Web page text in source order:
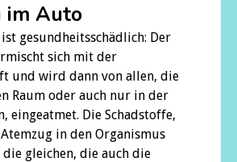
im Auto
ist gesundheitsschädlich: Der
sich mit der
und wird dann von allen, die
Raum oder auch nur in der
eingeatmet. Die Schadstoffe,
in den Organismus
die gleichen, die auch die